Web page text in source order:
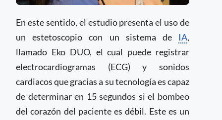
En este sentido, el estudio presenta el uso de
un estetoscopio con un sistema de IA,
llamado Eko DUO, el cual puede registrar
electrocardiogramas (ECG) y sonidos
cardiacos que gracias a su tecnología es capaz
de determinar en 15 segundos si el bombeo
del corazón del paciente es débil. Este es un